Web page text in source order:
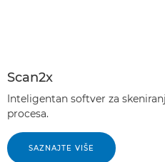
Scan2x
Inteligentan softver za
procesa.
SAZNAJTE VIŠE